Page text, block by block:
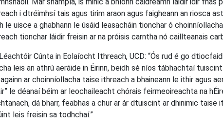
i dtréimhsí tais agus tirim araon agus faigheann an riosca
uisce a ghabhann le úsáid leasacháin tionchar ó
tionchar láidir freisin ar na próisis carntha nó caillteanais
Cúnta in Eolaíocht Ithreach, UCD: “Ós rud é go
leis an athrú aeráide in Éirinn, beidh sé níos tábhachtaí
ar choinníollacha taise ithreach a bhaineann le ithir agus
le déanaí béim ar leochaileacht chórais feirmeoireachta na
dá bharr, feabhas a chur ar ár dtuiscint ar dhinimic taise
leis freisin sa todhchaí.”